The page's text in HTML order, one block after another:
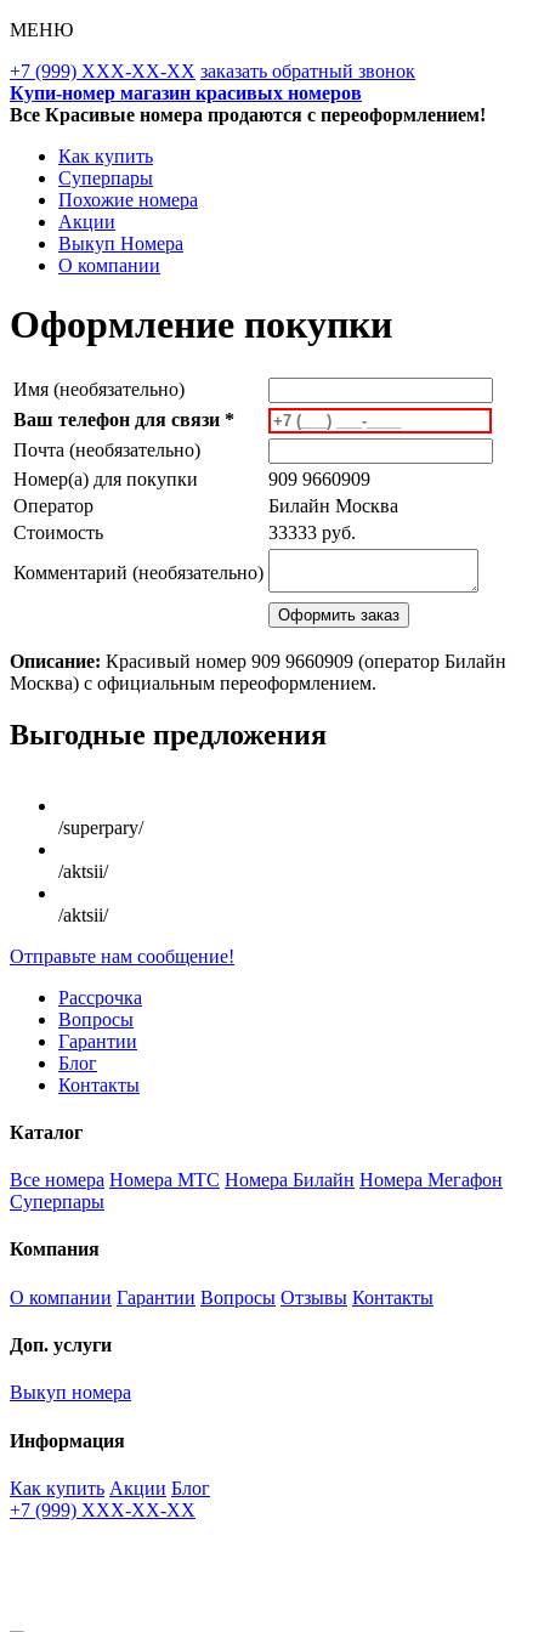
МЕНЮ
+7 (999) XXX-XX-XX заказать обратный звонок
Купи-номер магазин красивых номеров
Все Красивые номера продаются с переоформлением!
Как купить
Суперпары
Похожие номера
Акции
Выкуп Номера
О компании
Оформление покупки
Имя (необязательно)
Ваш телефон для связи *
Почта (необязательно)
Номер(а) для покупки
909 9660909
Оператор
Билайн Москва
Стоимость
33333 руб.
Комментарий (необязательно)
Описание: Красивый номер 909 9660909 (оператор Билайн
Москва) с официальным переоформлением.
Scroll
Up
Выгодные предложения
/superpary/
/aktsii/
/aktsii/
Отправьте нам сообщение!
Рассрочка
Вопросы
Гарантии
Блог
Контакты
Каталог
Все номера Номера МТС Номера Билайн Номера Мегафон
Суперпары
Компания
О компании Гарантии Вопросы Отзывы Контакты
Доп. услуги
Выкуп номера
Информация
Как купить Акции Блог
+7 (999) XXX-XX-XX